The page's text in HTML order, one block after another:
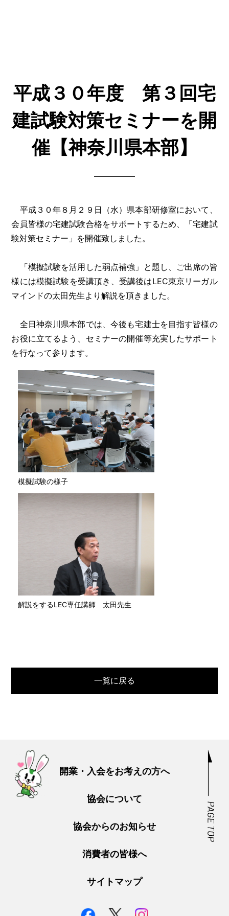
平成３０年度 第３回宅
建試験対策セミナーを開
催【神奈川県本部】
平成３０年８月２９日（水）県本部研修室において、
会員皆様の宅建試験合格をサポートするため、「宅建試
験対策セミナー」を開催致しました。
「模擬試験を活用した弱点補強」と題し、ご出席の皆
様には模擬試験を受講頂き、受講後はLEC東京リーガル
マインドの太田先生より解説を頂きました。
全日神奈川県本部では、今後も宅建士を目指す皆様の
お役に立てるよう、セミナーの開催等充実したサポート
を行なって参ります。
模擬試験の様子
解説をするLEC専任講師 太田先生
一覧に戻る
開業・入会をお考えの方へ
協会について
協会からのお知らせ
消費者の皆様へ
サイトマップ